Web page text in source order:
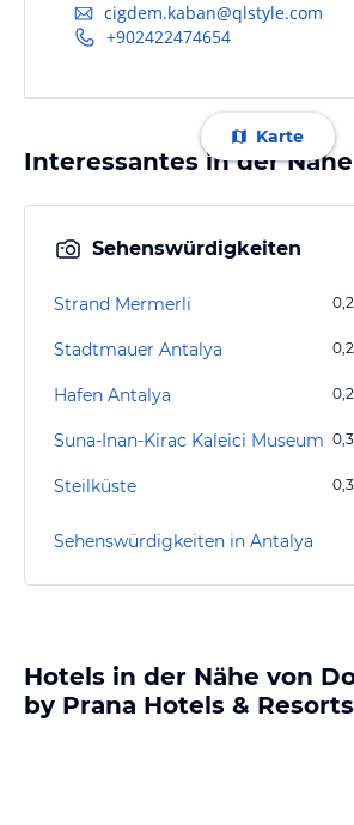
cigdem.kaban@qlstyle.com
+902422474654
Karte
Interessantes in der Nähe
Sehenswürdigkeiten
Strand Mermerli 0,2
Stadtmauer Antalya 0,2
Hafen Antalya 0,2
Suna-Inan-Kirac Kaleici Museum 0,3
Steilküste 0,3
Sehenswürdigkeiten in Antalya
Hotels in der Nähe von
by Prana Hotels & Resorts